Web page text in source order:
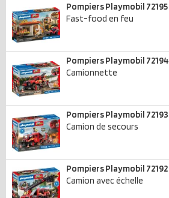
Pompiers Playmobil 72195
Fast-food en feu
Pompiers Playmobil 72194
Camionnette
Pompiers Playmobil 72193
Camion de secours
Pompiers Playmobil 72192
Camion avec échelle